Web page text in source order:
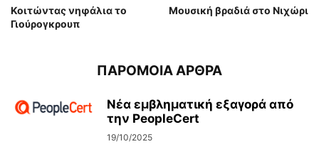
Κοιτώντας νηφάλια το
Γιούρογκρουπ
Μουσική βραδιά στο Νιχώρι
ΠΑΡΟΜΟΙΑ ΑΡΘΡΑ
Νέα εμβληματική εξαγορά από
την PeopleCert
19/10/2025